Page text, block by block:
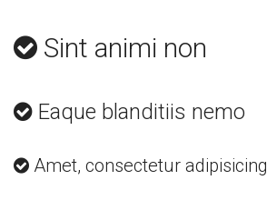
Sint animi non
Eaque blanditiis nemo
Amet, consectetur adipisicing